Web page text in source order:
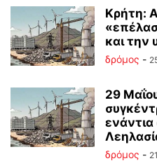
Κρήτη:
και την
δρόμος -
29
ενάντια
δρόμος -